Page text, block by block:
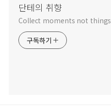
단테의 취향
Collect moments not things
구독하기